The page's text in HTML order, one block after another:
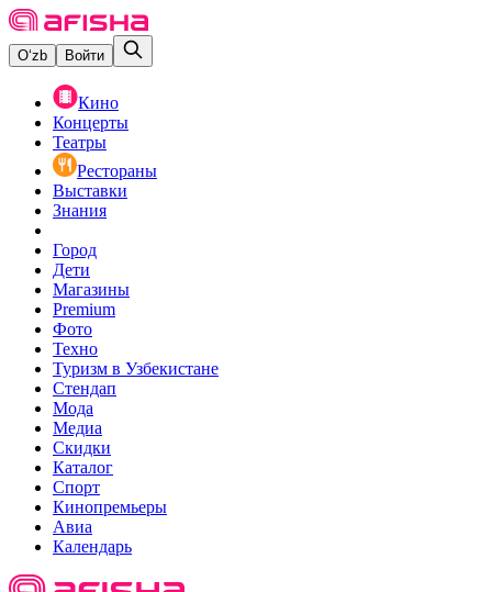
O‘zb Войти
Кино
Концерты
Театры
Рестораны
Выставки
Знания
Город
Дети
Магазины
Premium
Фото
Техно
Туризм в Узбекистане
Стендап
Мода
Медиа
Скидки
Каталог
Спорт
Кинопремьеры
Авиа
Календарь